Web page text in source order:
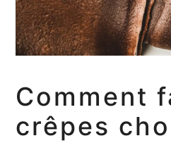
Comment
crêpes